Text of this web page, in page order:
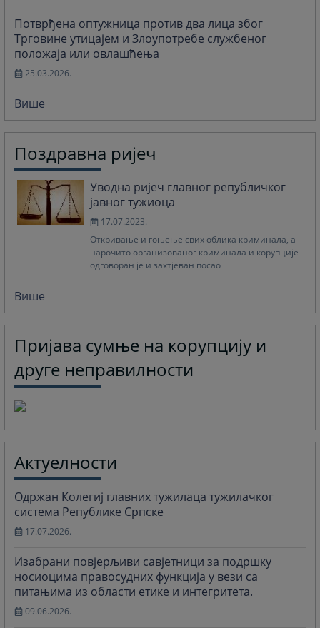
Потврђена оптужница против два лица због
Трговине утицајем и Злоупотребе службеног
положаја или овлашћења
25.03.2026.
Више
Поздравна ријеч
Уводна ријеч главног републичког
јавног тужиоца
17.07.2023.
Откривање и гоњење свих облика криминала, а
нарочито организованог криминала и корупције
одговоран је и захтјеван посао
Више
Пријава сумње на корупцију и
друге неправилности
Актуелности
Одржан Колегиј главних тужилаца тужилачког
система Републике Српске
17.07.2026.
Изабрани повјерљиви савјетници за подршку
носиоцима правосудних функција у вези са
питањима из области етике и интегритета.
09.06.2026.